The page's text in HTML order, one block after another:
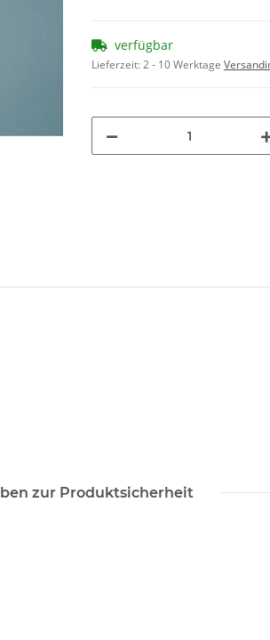
verfügbar
Lieferzeit:2 - 10 Werktage
zur Produktsicherheit